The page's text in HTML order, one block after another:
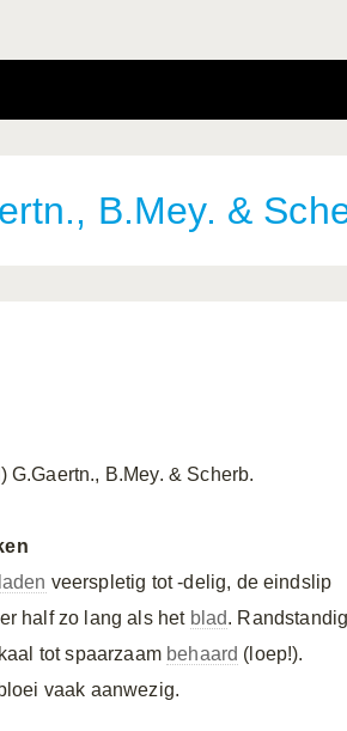
B.Mey. &
G.Gaertn., B.Mey. & Scherb.
veerspletig tot -delig, de eindslip
half zo lang als het blad.
tot spaarzaam behaard (loep!).
vaak aanwezig.